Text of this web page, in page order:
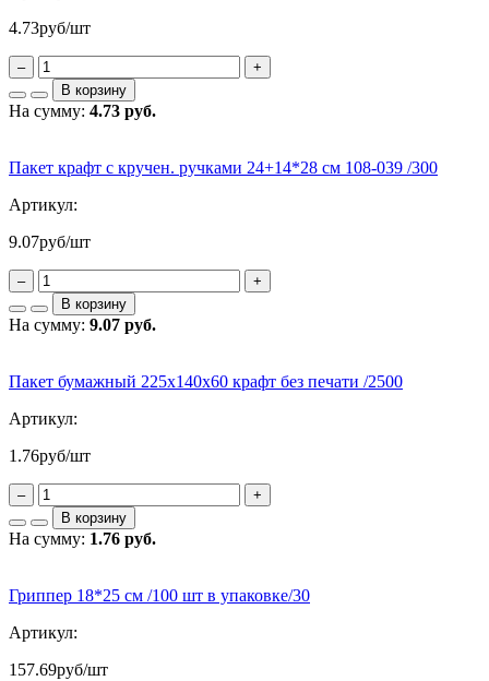
4.73руб/шт
–
+
В корзину
На сумму: 4.73 руб.
Пакет крафт с кручен. ручками 24+14*28 см 108-039 /300
Артикул:
9.07руб/шт
–
+
В корзину
На сумму: 9.07 руб.
Пакет бумажный 225х140х60 крафт без печати /2500
Артикул:
1.76руб/шт
–
+
В корзину
На сумму: 1.76 руб.
Гриппер 18*25 см /100 шт в упаковке/30
Артикул:
157.69руб/шт